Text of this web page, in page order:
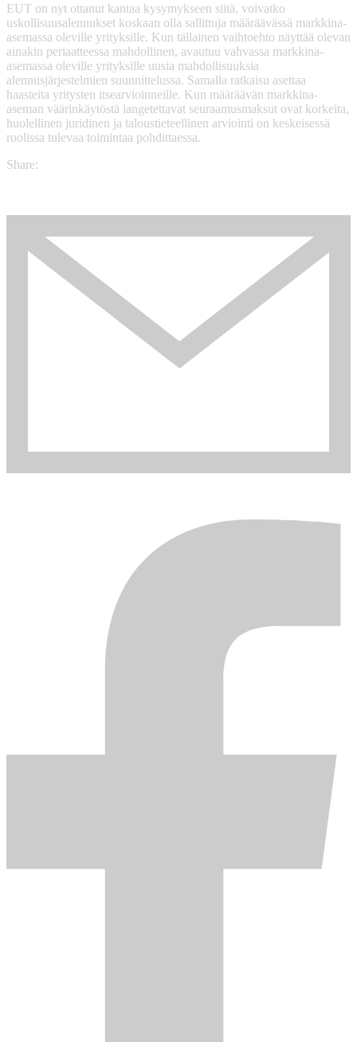
EUT on nyt ottanut kantaa kysymykseen siitä, voivatko
uskollisuusalennukset koskaan olla sallittuja määräävässä markkina-
asemassa oleville yrityksille. Kun tällainen vaihtoehto näyttää olevan
ainakin periaatteessa mahdollinen, avautuu vahvassa markkina-
asemassa oleville yrityksille uusia mahdollisuuksia
alennusjärjestelmien suunnittelussa. Samalla ratkaisu asettaa
haasteita yritysten itsearvioinneille. Kun määräävän markkina-
aseman väärinkäytöstä langetettavat seuraamusmaksut ovat korkeita,
huolellinen juridinen ja taloustieteellinen arviointi on keskeisessä
roolissa tulevaa toimintaa pohdittaessa.
Share: